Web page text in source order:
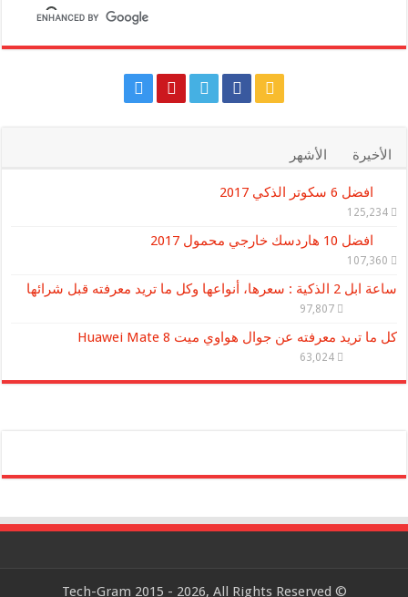
الأخيرة الأشهر
افضل 6 سكوتر الذكي 2017
125,234
افضل 10 هاردسك خارجي محمول 2017
107,360
ساعة ابل 2 الذكية : سعرها، أنواعها وكل ما تريد معرفته قبل شرائها
97,807
كل ما تريد معرفته عن جوال هواوي ميت Huawei Mate 8
63,024
© Tech-Gram 2015 - 2026, All Rights Reserved